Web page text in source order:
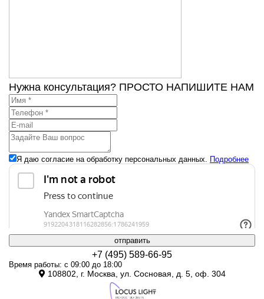
Нужна консультация? ПРОСТО НАПИШИТЕ НАМ
Я даю согласие на обработку персональных данных. Подробнее
отправить
+7 (495) 589-66-95
Время работы: с 09:00 до 18:00
108802, г. Москва, ул. Сосновая, д. 5, оф. 304